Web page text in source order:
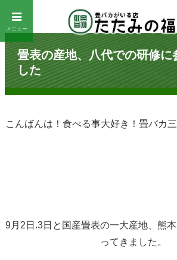
畳表の産地、八代での研修に
した
こんばんは！食べる事大好き！畳バカ
9月2日.3日と国産畳表の一大産地、熊
ってきました。
メニュー